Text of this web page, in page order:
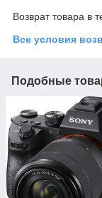
Возврат товара в
Все условия
Подобные